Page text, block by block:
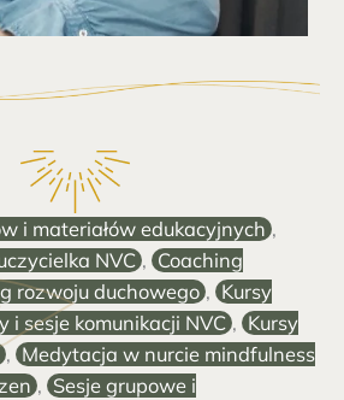
i materiałów edukacyjnych ,
NVC , Coaching
rozwoju duchowego , Kursy
i sesje komunikacji NVC , Kursy
, Medytacja w nurcie mindfulness
, Sesje grupowe i